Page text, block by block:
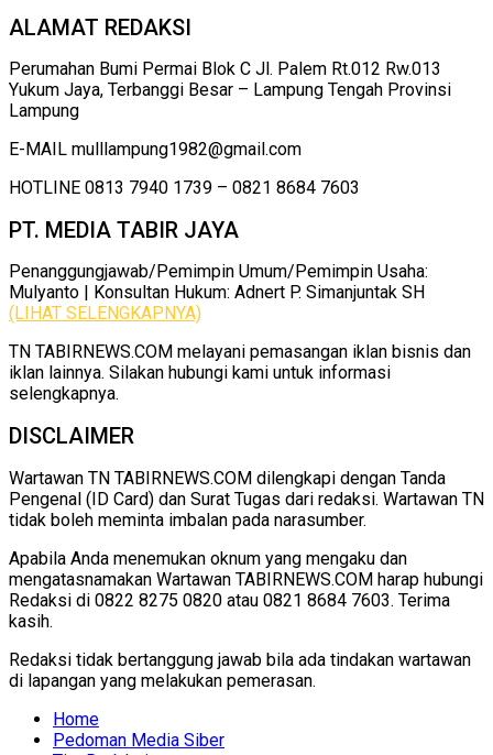
ALAMAT REDAKSI
Perumahan Bumi Permai Blok C Jl. Palem Rt.012 Rw.013
Yukum Jaya, Terbanggi Besar – Lampung Tengah Provinsi
Lampung
E-MAIL mulllampung1982@gmail.com
HOTLINE 0813 7940 1739 – 0821 8684 7603
PT. MEDIA TABIR JAYA
Penanggungjawab/Pemimpin Umum/Pemimpin Usaha:
Mulyanto | Konsultan Hukum: Adnert P. Simanjuntak SH
(LIHAT SELENGKAPNYA)
TN TABIRNEWS.COM melayani pemasangan iklan bisnis dan
iklan lainnya. Silakan hubungi kami untuk informasi
selengkapnya.
DISCLAIMER
Wartawan TN TABIRNEWS.COM dilengkapi dengan Tanda
Pengenal (ID Card) dan Surat Tugas dari redaksi. Wartawan TN
tidak boleh meminta imbalan pada narasumber.
Apabila Anda menemukan oknum yang mengaku dan
mengatasnamakan Wartawan TABIRNEWS.COM harap hubungi
Redaksi di 0822 8275 0820 atau 0821 8684 7603. Terima
kasih.
Redaksi tidak bertanggung jawab bila ada tindakan wartawan
di lapangan yang melakukan pemerasan.
Home
Pedoman Media Siber